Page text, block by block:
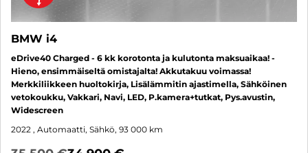
BMW i4
eDrive40 Charged - 6 kk korotonta ja kulutonta maksuaikaa! -
Hieno, ensimmäiseltä omistajalta! Akkutakuu voimassa!
Merkkiliikkeen huoltokirja, Lisälämmitin ajastimella, Sähköinen
vetokoukku, Vakkari, Navi, LED, P.kamera+tutkat, Pys.avustin,
Widescreen
2022 , Automaatti, Sähkö, 93 000 km